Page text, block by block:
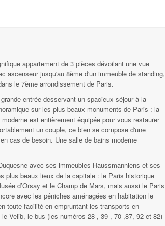
appartement de 3 pièces dévoilant une vue
ascenseur jusqu'au 8ème d'un immeuble de standing,
le 7ème arrondissement de Paris.
entrée desservant un spacieux séjour à la
sur les plus beaux monuments de Paris : la
est entièrement équipée pour vous restaurer
un couple, ce bien se compose d'une
cas de besoin. Une salle de bains moderne
avec ses immeubles Haussmanniens et ses
plus beaux lieux de la capitale : le Paris historique
d’Orsay et le Champ de Mars, mais aussi le Paris
avec les péniches aménagées en habitation le
toute facilité en empruntant les transports en
Velib, le bus (les numéros 28 , 39 , 70 ,87, 92 et 82)